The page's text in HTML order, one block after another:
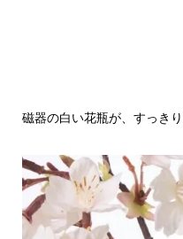
磁器の白い花瓶が、すっき